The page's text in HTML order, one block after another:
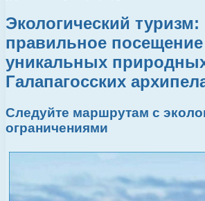
Экологический туризм:
правильное посещение
уникальных
Галапагосских
Следуйте маршрутам с
ограничениями